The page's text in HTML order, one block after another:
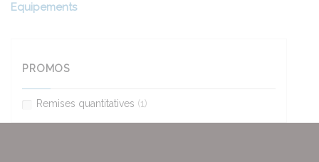
Equipements
PROMOS
Remises quantitatives (1)